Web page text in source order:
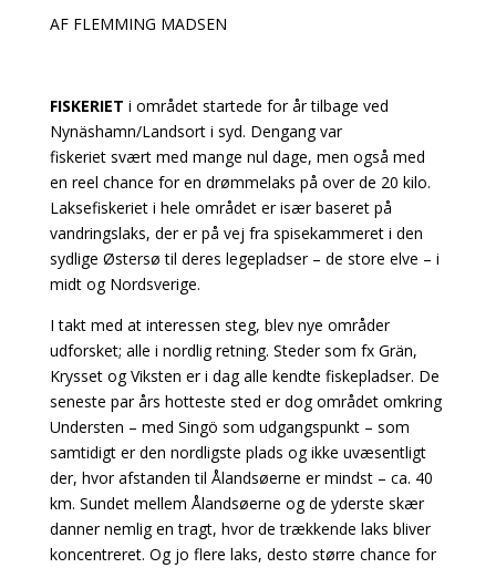
AF FLEMMING MADSEN
FISKERIET i området startede for år tilbage ved
Nynäshamn/Landsort i syd. Dengang var
fiskeriet svært med mange nul dage, men også med
en reel chance for en drømmelaks på over de 20 kilo.
Laksefiskeriet i hele området er især baseret på
vandringslaks, der er på vej fra spisekammeret i den
sydlige Østersø til deres legepladser – de store elve – i
midt og Nordsverige.
I takt med at interessen steg, blev nye områder
udforsket; alle i nordlig retning. Steder som fx Grän,
Krysset og Viksten er i dag alle kendte fiskepladser. De
seneste par års hotteste sted er dog området omkring
Understen – med Singö som udgangspunkt – som
samtidigt er den nordligste plads og ikke uvæsentligt
der, hvor afstanden til Ålandsøerne er mindst – ca. 40
km. Sundet mellem Ålandsøerne og de yderste skær
danner nemlig en tragt, hvor de trækkende laks bliver
koncentreret. Og jo flere laks, desto større chance for